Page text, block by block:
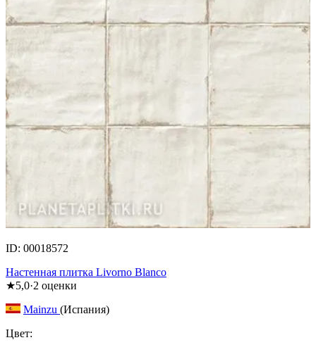
ID: 00018572
Настенная плитка Livorno Blanco
★5,0·2 оценки
Mainzu (Испания)
Цвет: